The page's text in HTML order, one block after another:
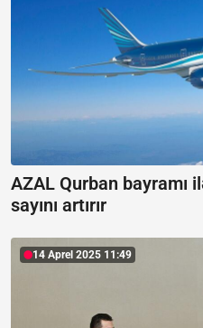
AZAL Qurban bayramı
sayını artırır
14 Aprel 2025 11:49